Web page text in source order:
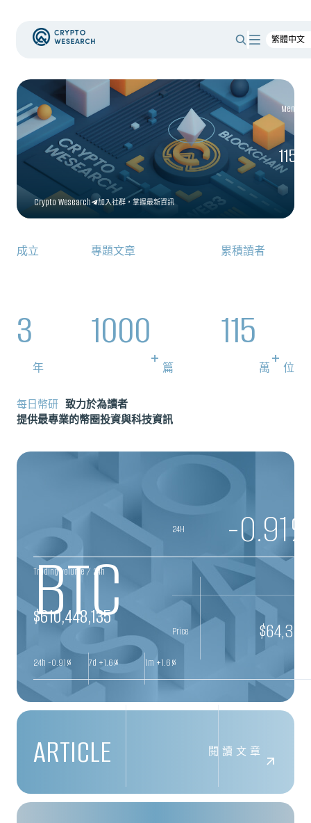
Members
1150K
Crypto Wesearch 加入社群，掌握最新資訊
成立
3
年
專題文章
1000
+ 篇
累積讀者
115
萬 + 位
每日幣研
致力於為讀者
提供最專業的幣圈投資與科技資訊
BTC
24H -0.91%
Price $64,338
Trading volume / 24h
$610,448,135
24h -0.91% 7d +1.6% 1m +1.6%
ETH SOL
ARTICLE 閱讀文章